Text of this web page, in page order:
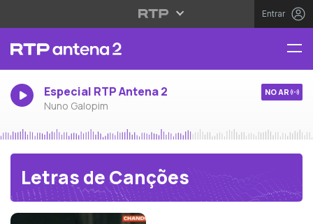
Entrar
Especial RTP Antena 2
Nuno Galopim
NO AR
Letras de Canções